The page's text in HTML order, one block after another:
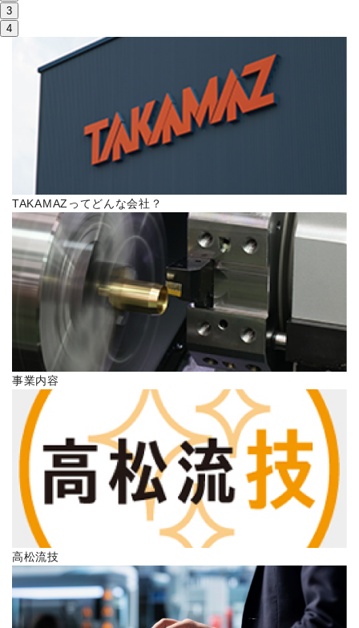
お問い合わせ
高松流技
ご利用に際して
当社のセキュリティへの取り組み
プライバシーポリシー
ENGLISH
3
4
TAKAMAZってどんな会社？
事業内容
高松流技